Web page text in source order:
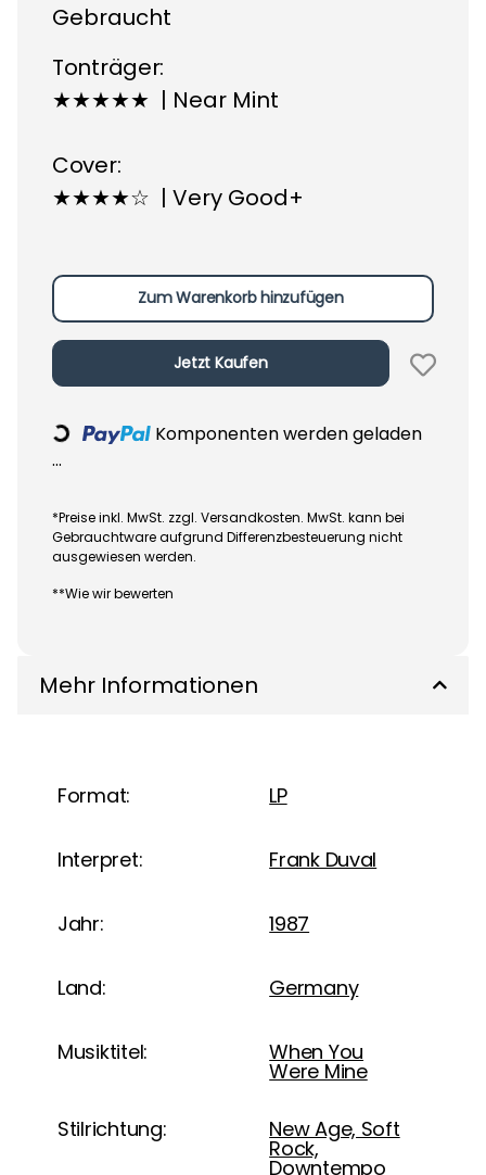
Gebraucht
Tonträger:
★★★★★ | Near Mint
Cover:
★★★★☆ | Very Good+
Zum Warenkorb hinzufügen
Jetzt Kaufen
Loading...
Komponenten werden geladen
...
*Preise inkl. MwSt. zzgl. Versandkosten. MwSt. kann bei
Gebrauchtware aufgrund Differenzbesteuerung nicht
ausgewiesen werden.
**Wie wir bewerten
Mehr Informationen
Format: LP
Interpret: Frank Duval
Jahr: 1987
Land: Germany
Musiktitel: When You
Were Mine
Stilrichtung: New Age, Soft
Rock,
Downtempo